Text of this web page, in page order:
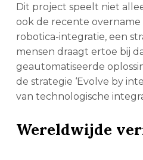
Dit project speelt niet
ook de recente overname
robotica-integratie, een
mensen draagt ertoe bij
geautomatiseerde
de strategie ‘Evolve by
van technologische
Wereldwijde